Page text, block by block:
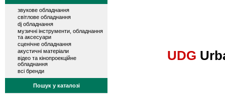
звукове обладнання
світлове обладнання
dj обладнання
музичні інструменти, обладнання
та аксесуари
сценічне обладнання
акустичні матеріали
відео та кінопроекційне
обладнання
всі бренди
Пошук у каталозі
UDG